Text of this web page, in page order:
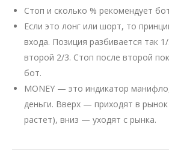
Стоп и сколько % рекомендует
Если это лонг или шорт, то
входа. Позиция разбивается так
второй 2/3. Стоп после второй
бот.
MONEY — это индикатор
деньги. Вверх — приходят в
растет), вниз — уходят с рынка.